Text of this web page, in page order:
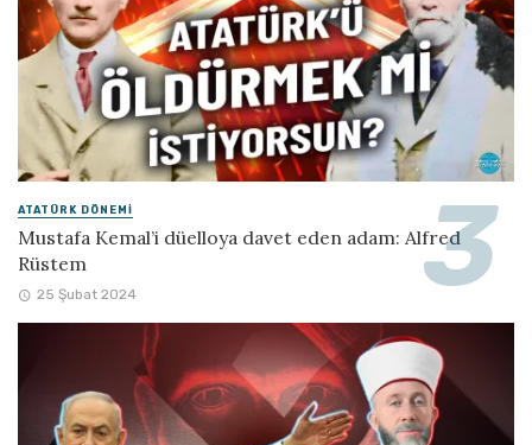
ATATÜRK DÖNEMI
Mustafa Kemal’i düelloya davet eden adam: Alfred
Rüstem
25 Şubat 2024